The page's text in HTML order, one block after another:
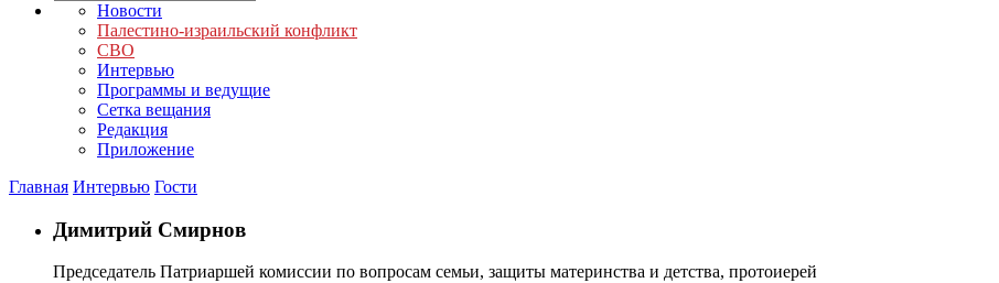
Новости
Палестино-израильский конфликт
СВО
Интервью
Программы и ведущие
Сетка вещания
Редакция
Приложение
Главная Интервью Гости
Димитрий Смирнов
Председатель Патриаршей комиссии по вопросам семьи, защиты материнства и детства, протоиерей